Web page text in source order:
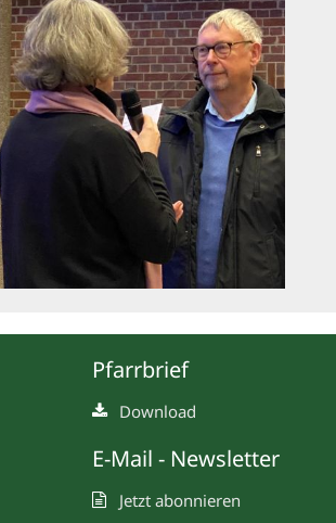
Pfarrbrief
Download
E-Mail - Newsletter
Jetzt abonnieren